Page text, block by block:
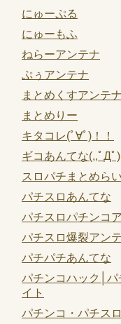
にゅーぷる
にゅーもふ
ねらーアンテナ
ぷぅアンテナ
まとめくすアンテナ
まとめりー
キタコレ(ﾟ∀ﾟ)！！
ギコあんてな(,,ﾟДﾟ)
スロパチまとめら
パチスロあんてな
パチスロパチンコ
パチスロ爆裂アン
パチパチあんてな
パチンコハック│
イト
パチンコ・パチス